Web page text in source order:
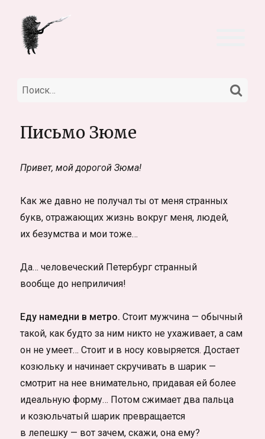
Искать:
Письмо Зюме
Привет, мой дорогой Зюма!
Как же давно не получал ты от меня странных
букв, отражающих жизнь вокруг меня, людей,
их безумства и мои тоже…
Да… человеческий Петербург странный
вообще до неприличия!
Еду намедни в метро. Стоит мужчина — обычный
такой, как будто за ним никто не ухаживает, а сам
он не умеет… Стоит и в носу ковыряется. Достает
козюльку и начинает скручивать в шарик —
смотрит на нее внимательно, придавая ей более
идеальную форму… Потом сжимает два пальца
и козюльчатый шарик превращается
в лепешку — вот зачем, скажи, она ему?